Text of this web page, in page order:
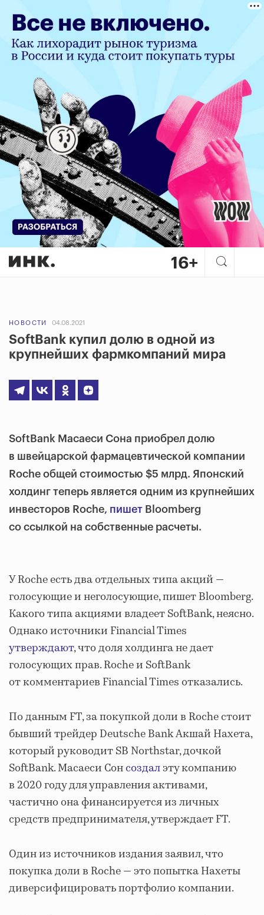
НОВОСТИ 04.08.2021
SoftBank купил долю в одной из
крупнейших фармкомпаний мира
SoftBank Масаеси Сона приобрел долю
в швейцарской фармацевтической компании
Roche общей стоимостью $5 млрд. Японский
холдинг теперь является одним из крупнейших
инвесторов Roche, пишет Bloomberg
со ссылкой на собственные расчеты.
У Roche есть два отдельных типа акций —
голосующие и неголосующие, пишет Bloomberg.
Какого типа акциями владеет SoftBank, неясно.
Однако источники Financial Times
утверждают, что доля холдинга не дает
голосующих прав. Roche и SoftBank
от комментариев Financial Times отказались.
По данным FT, за покупкой доли в Roche стоит
бывший трейдер Deutsche Bank Акшай Нахета,
который руководит SB Northstar, дочкой
SoftBank. Масаеси Сонсоздалэту компанию
в 2020 году для управления активами,
частично она финансируется из личных
средств предпринимателя, утверждает FT.
Один из источников издания заявил, что
покупка доли в Roche — это попытка Нахеты
диверсифицировать портфолио компании.